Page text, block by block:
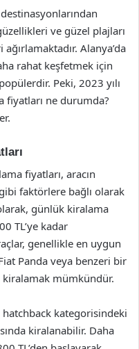
ve güzel plajları
Alanya’da
rahat keşfetmek için
Peki, 2023 yılı
fiyatları ne durumda?
fiyatları, aracın
faktörlere bağlı olarak
günlük kiralama
TL’ye kadar
genellikle en uygun
Panda veya benzeri bir
kiralamak mümkündür.
hatchback kategorisindeki
kiralanabilir. Daha